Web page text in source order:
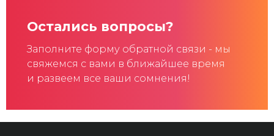
Остались вопросы?
Заполните форму обратной связи - мы
свяжемся с вами в ближайшее время
и развеем все ваши сомнения!